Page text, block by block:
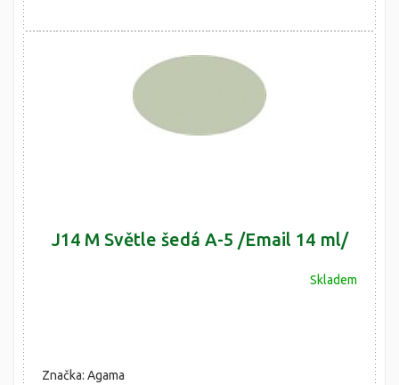
J14 M Světle šedá A-5 /Email 14 ml/
Skladem
Značka: Agama